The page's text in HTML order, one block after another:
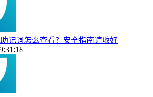
助记词怎么查看？安全指南请收好